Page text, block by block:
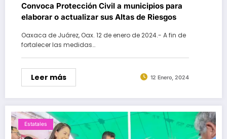
Convoca Protección Civil a municipios para
elaborar o actualizar sus Altas de Riesgos
Oaxaca de Juárez, Oax. 12 de enero de 2024.- A fin de
fortalecer las medidas…
Leer más 12 Enero, 2024
Estatales